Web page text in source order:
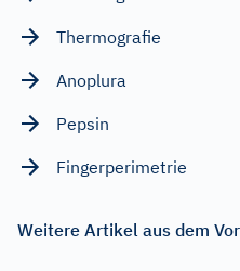
Thermografie
Anoplura
Pepsin
Fingerperimetrie
Weitere Artikel aus dem